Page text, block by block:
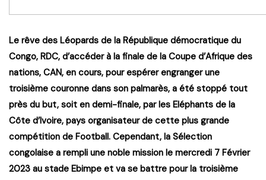
Le rêve des Léopards de la République démocratique du
Congo, RDC, d’accéder à la finale de la Coupe d’Afrique des
nations, CAN, en cours, pour espérer engranger une
troisième couronne dans son palmarès, a été stoppé tout
près du but, soit en demi-finale, par les Eléphants de la
Côte d’Ivoire, pays organisateur de cette plus grande
compétition de Football. Cependant, la Sélection
congolaise a rempli une noble mission le mercredi 7 Février
2023 au stade Ebimpe et va se battre pour la troisième